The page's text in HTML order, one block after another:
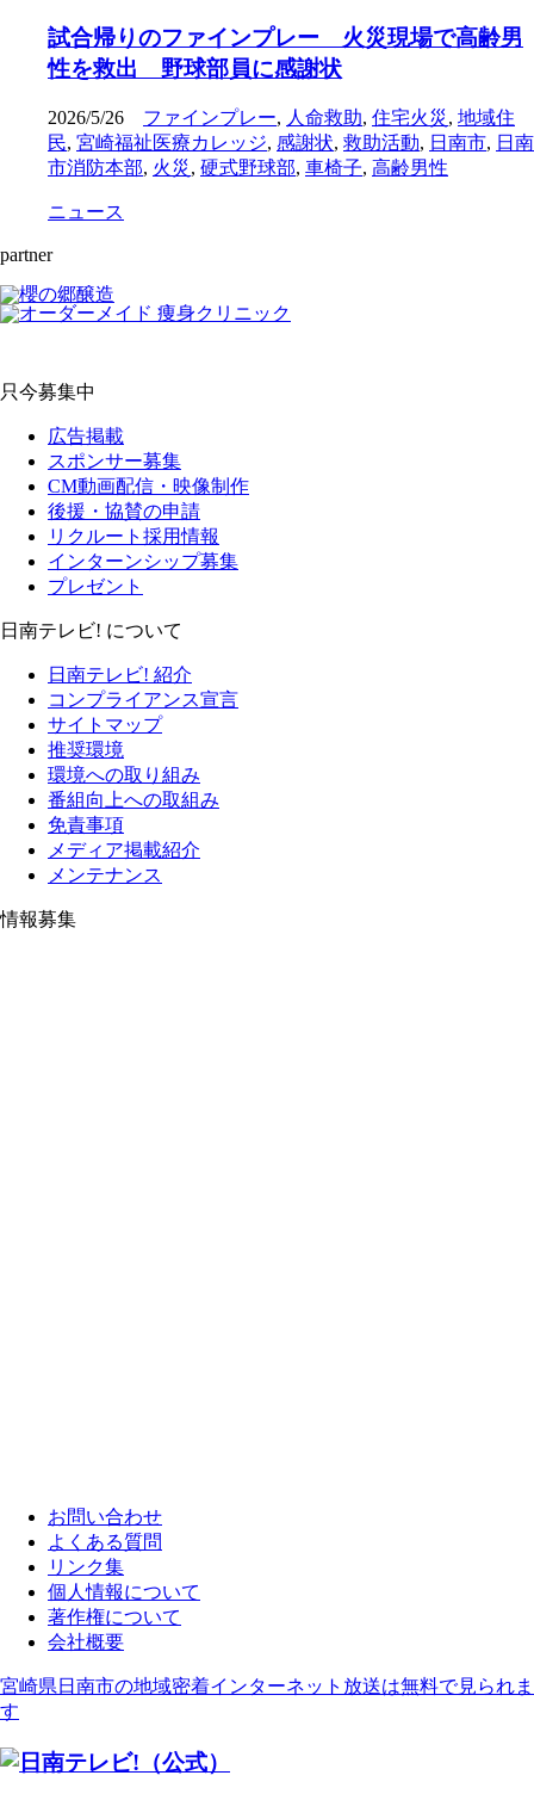
試合帰りのファインプレー 火災現場で高齢男
性を救出 野球部員に感謝状
2026/5/26 ファインプレー, 人命救助, 住宅火災, 地域住
民, 宮崎福祉医療カレッジ, 感謝状, 救助活動, 日南市, 日南
市消防本部, 火災, 硬式野球部, 車椅子, 高齢男性
ニュース
partner
只今募集中
広告掲載
スポンサー募集
CM動画配信・映像制作
後援・協賛の申請
リクルート採用情報
インターンシップ募集
プレゼント
日南テレビ! について
日南テレビ! 紹介
コンプライアンス宣言
サイトマップ
推奨環境
環境への取り組み
番組向上への取組み
免責事項
メディア掲載紹介
メンテナンス
情報募集
お問い合わせ
よくある質問
リンク集
個人情報について
著作権について
会社概要
宮崎県日南市の地域密着インターネット放送は無料で見られま
す